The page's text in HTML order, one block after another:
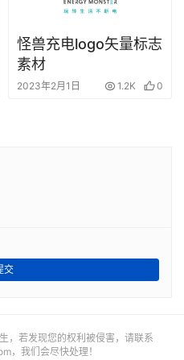
怪兽充电logo矢量标志
素材
2023年2月1日 1.2K 0
交
，若发现您的权利被侵害，请联系
，我们会尽快处理！